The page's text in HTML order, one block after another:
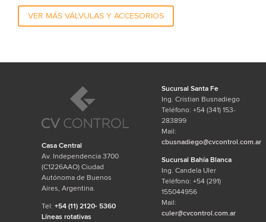
VER MÁS VÁLVULAS Y ACCESORIOS
Casa Central
Av. Independencia 3700
(C1226AAO) Ciudad
Autónoma de Buenos
Aires, Argentina.
Tel: +54 (11) 2120- 5360
Líneas rotativas
Sucursal Santa Fe
Ing. Cristian Busnadiego
Teléfono: +54 (341) 153-
283899
Mail:
cbusnadiego@cvcontrol.com.ar
Sucursal Bahía Blanca
Ing. Candela Uler
Teléfono: +54 (291)
155044956
Mail:
culer@cvcontrol.com.ar